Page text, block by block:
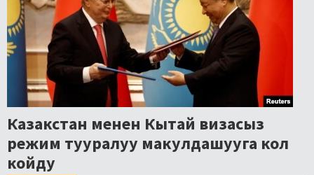
Казакстан менен Кытай визасыз
режим тууралуу макулдашууга кол
койду